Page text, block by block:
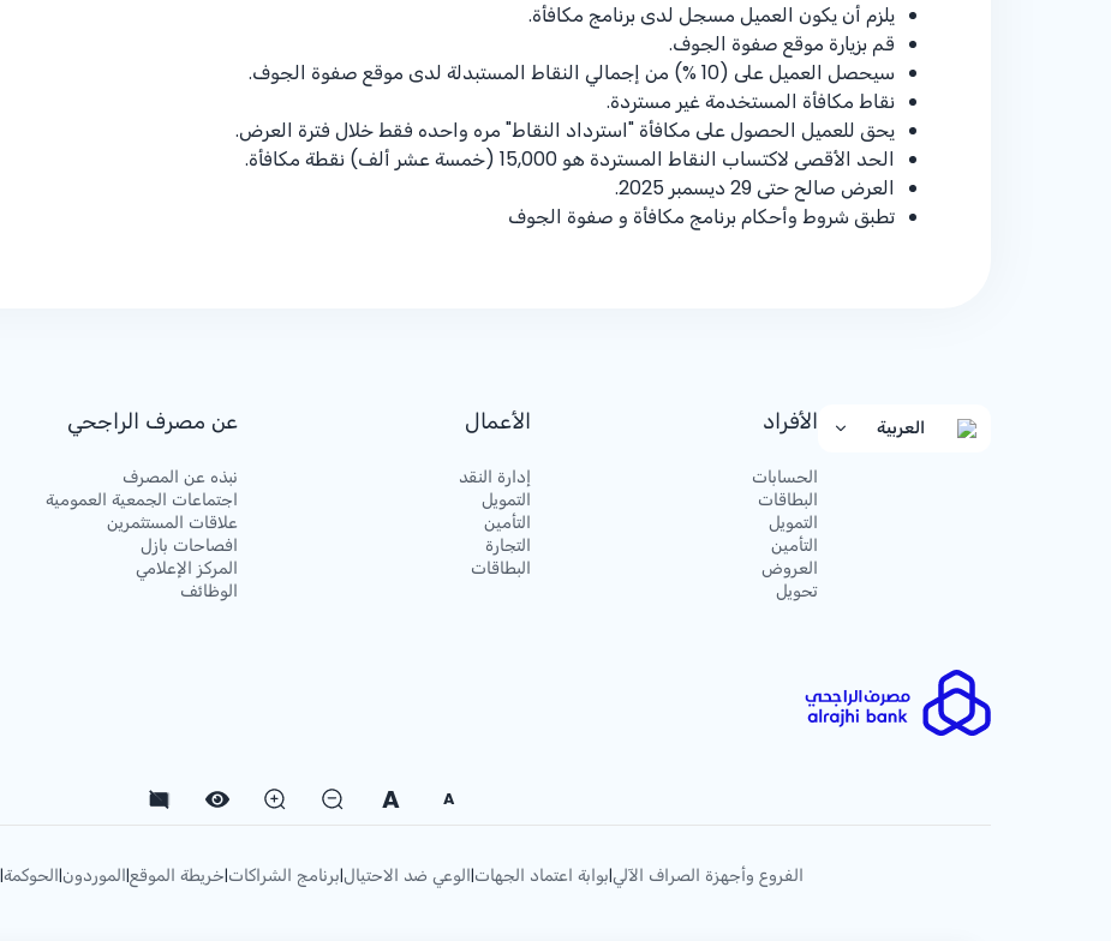
يلزم أن يكون العميل مسجل لدى برنامج مكافأة.
قم بزيارة موقع صفوة الجوف.
سيحصل العميل على (% 10) من إجمالي النقاط المستبدلة لدى موقع صفوة الجوف.
نقاط مكافأة المستخدمة غير مستردة.
يحق للعميل الحصول على مكافأة "استرداد النقاط" مره واحده فقط خلال فترة العرض.
الحد الأقصى لاكتساب النقاط المستردة هو 15,000 (خمسة عشر ألف) نقطة مكافأة.
العرض صالح حتى 29 ديسمبر 2025.
تطبق شروط وأحكام برنامج مكافأة و صفوة الجوف
العربية الأفراد
الحسابات
البطاقات
التمويل
التأمين
العروض
تحويل
الأعمال
إدارة النقد
التمويل
التأمين
التجارة
البطاقات
عن مصرف الراجحي
نبذه عن المصرف
اجتماعات الجمعية العمومية
علاقات المستثمرين
افصاحات بازل
المركز الإعلامي
الوظائف
A
A
الفروع وأجهزة الصراف الآلي|بوابة اعتماد الجهات|الوعي ضد الاحتيال|برنامج الشراكات|خريطة الموقع|الموردون|الحوكمة|